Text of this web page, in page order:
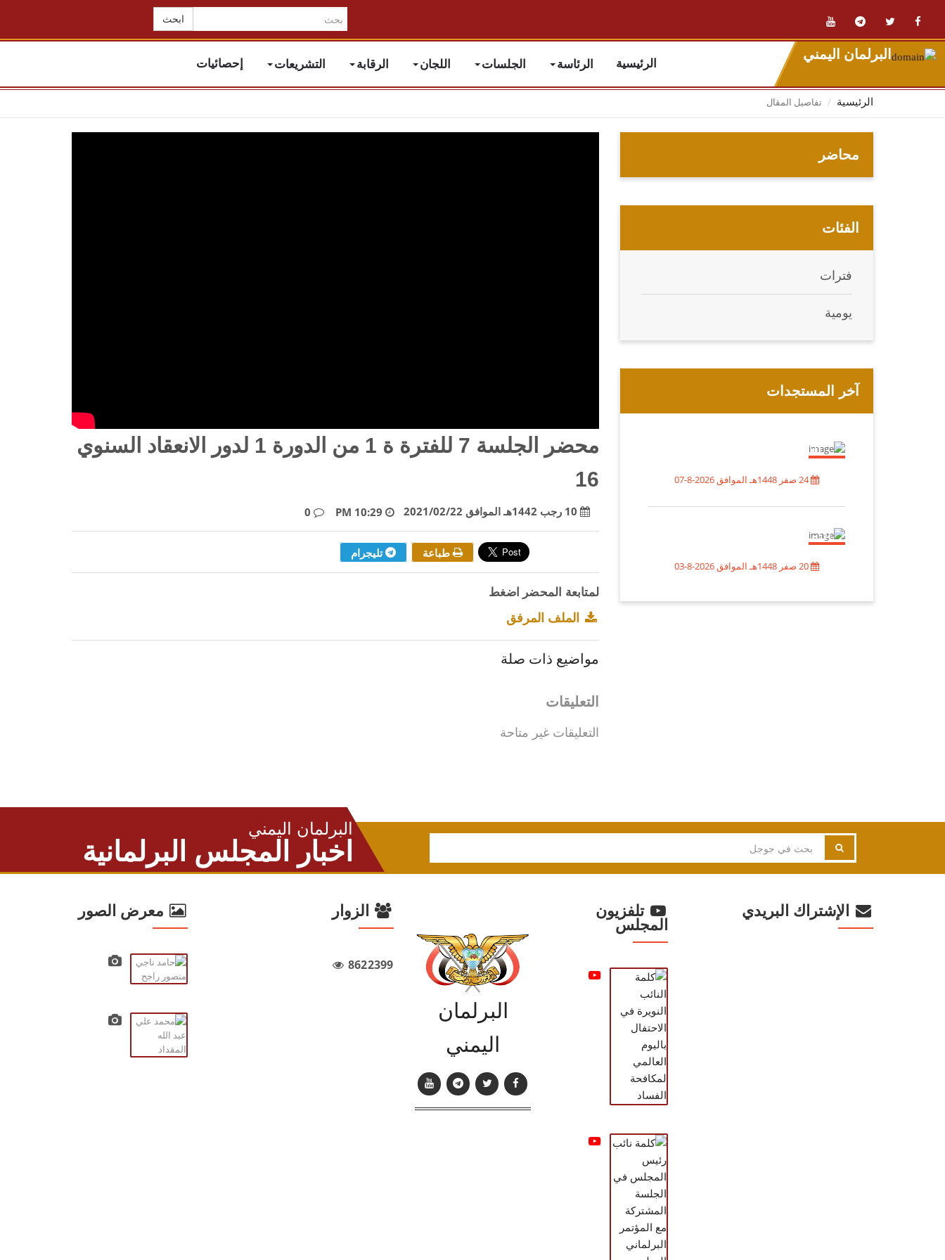
البرلمان اليمني
الرئيسية الرئاسة الجلسات اللجان الرقابة التشريعات إحصائيات
الرئيسية تفاصيل المقال
محاضر
الفئات
فترات
يومية
آخر المستجدات
باستهداف تحشيدات العدو
24 صفر 1448هـ الموافق 2026-8-07
أيهما أنفع للقيادة السعودية
اليمني وجبر الضرر أم مواصلة
محضر الجلسة 7 للفترة ة 1 من الدورة 1 لدور الانعقاد السنوي
16
طباعة تليجرام
لمتابعة المحضر اضغط
الملف المرفق
مواضيع ذات صلة
التعليقات
التعليقات غير متاحة
البرلمان اليمني
اخبار المجلس البرلمانية
الإشتراك البريدي
تلفزيون
المجلس
البرلمان
اليمني
الزوار
8622399
معرض الصور